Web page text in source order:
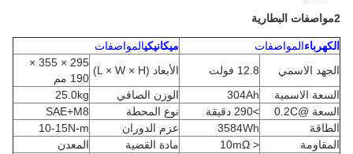
2مواصفات البطارية
الكهرباءالمواصفات ميكانيكيالمواصفات
الجهد الاسمي
12.8 فولت الأبعاد (L × W × H)
295 × 355 ×
190 مم
السعة الاسمية
304Ah الوزن الصافي
25.0kg
السعة @0.2C
>290 دقيقة نوع المحطة
SAE+M8
الطاقة
3584Wh عزم الدوران
10-15N-m
المقاومة
< 10mΩ مادة القضية
المعدن